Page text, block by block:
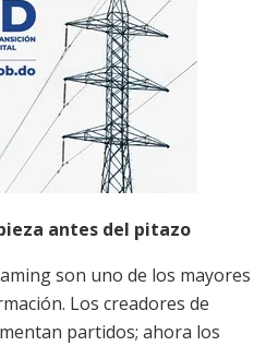
antes del pitazo
son uno de los mayores
Los creadores de
partidos; ahora los